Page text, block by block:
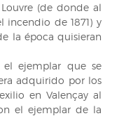
(de donde al
incendio de 1871) y
la época quisieran
el ejemplar que se
adquirido por los
en Valençay al
el ejemplar de la